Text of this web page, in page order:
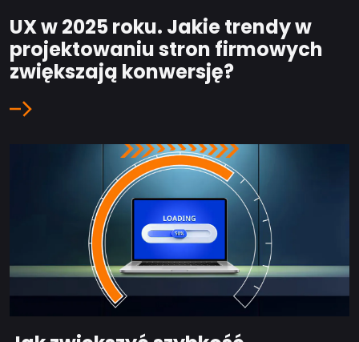
UX w 2025 roku. Jakie trendy w
projektowaniu stron firmowych
zwiększają konwersję?